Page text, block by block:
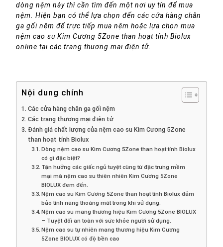
dòng nệm này thì cần tìm đến một nơi uy tín để mua
nệm. Hiện bạn có thể lựa chọn đến các cửa hàng chăn
ga gối nệm để trực tiếp mua nệm hoặc lựa chọn mua
nệm cao su Kim Cương 5Zone than hoạt tính Biolux
online tại các trang thương mai điện tử.
Nội dung chính
Các cửa hàng chăn ga gối nệm
Các trang thương mại điện tử
Đánh giá chất lượng của nệm cao su Kim Cương 5Zone
than hoạt tính Biolux
Dòng nệm cao su Kim Cương 5Zone than hoạt tính Biolux
có gì đặc biệt?
Tận hưởng các giấc ngủ tuyệt cùng từ đặc trưng mềm
mại mà nệm cao su thiên nhiên Kim Cương 5Zone
BIOLUX đem đến.
Nệm cao su Kim Cương 5Zone than hoạt tính Biolux đảm
bảo tính năng thoáng mát trong khi sử dụng.
Nệm cao su mang thương hiệu Kim Cương 5Zone BIOLUX
– Tuyệt đối an toàn với sức khỏe người sử dụng.
Nệm cao su tự nhiên mang thương hiệu Kim Cương
5Zone BIOLUX có độ bền cao